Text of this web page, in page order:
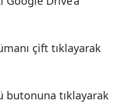
çift tıklayarak
butonuna tıklayarak